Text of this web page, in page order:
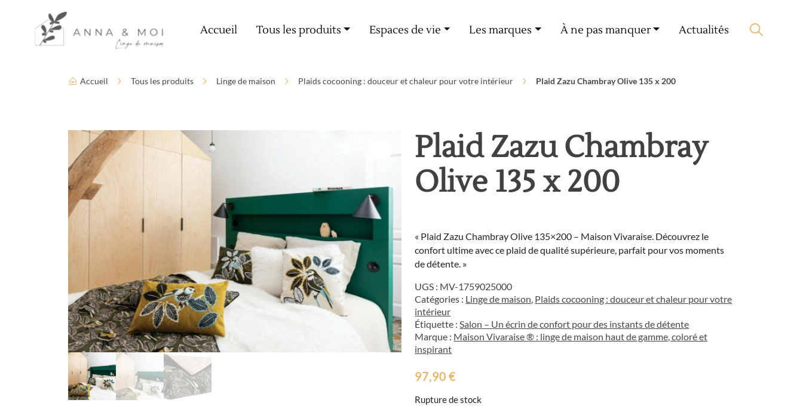
Paramètres d’accessibilité
Accueil Tous les produits Espaces de vie Les marques À ne pas manquer Actualités
Accueil Tous les produits Linge de maison Plaids cocooning : douceur et chaleur pour votre intérieur Plaid Zazu Chambray Olive 135 x 200
Plaid Zazu Chambray
Olive 135 x 200
« Plaid Zazu Chambray Olive 135×200 – Maison Vivaraise. Découvrez le
confort ultime avec ce plaid de qualité supérieure, parfait pour vos moments
de détente. »
UGS : MV-1759025000
Catégories : Linge de maison, Plaids cocooning : douceur et chaleur pour votre
intérieur
Étiquette :Salon – Un écrin de confort pour des instants de détente
Marque : Maison Vivaraise ® : linge de maison haut de gamme, coloré et
inspirant
97,90€
Rupture de stock